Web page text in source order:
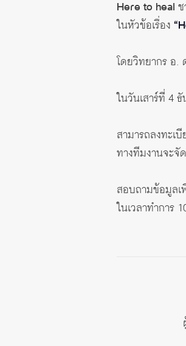
Here to heal
ในหัวข้อเรื่อง
โดยวิทยากร อ.
ในวันเสาร์ที่ 4
สามารถลงทะเ
ทางทีมงานจะจั
สอบถามข้อมูลเ
ในเวลาทำการ